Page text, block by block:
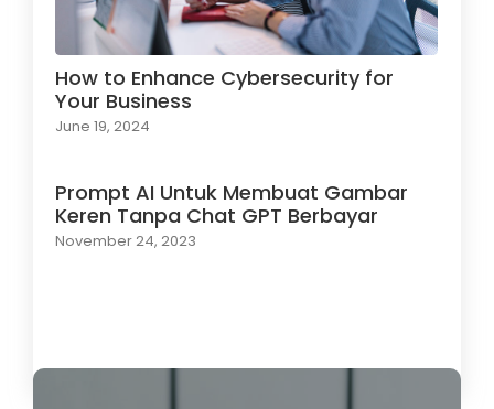
How to Enhance Cybersecurity for
Your Business
June 19, 2024
Prompt AI Untuk Membuat Gambar
Keren Tanpa Chat GPT Berbayar
November 24, 2023